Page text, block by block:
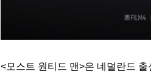
<모스트 원티드 맨>은 네덜란드 출